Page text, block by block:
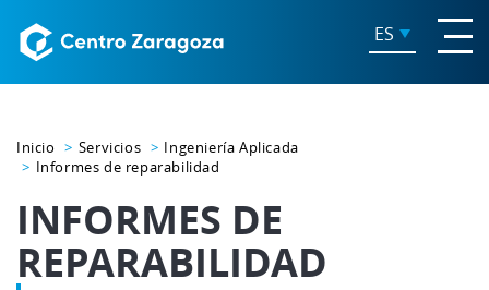
ES
Inicio Servicios
Ingeniería Aplicada
Informes de reparabilidad
INFORMES DE
REPARABILIDAD